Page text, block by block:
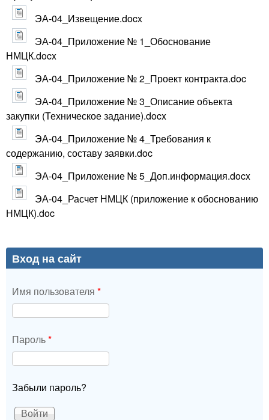
ЭА-04_Извещение.docx
ЭА-04_Приложение № 1_Обоснование
НМЦК.docx
ЭА-04_Приложение № 2_Проект контракта.doc
ЭА-04_Приложение № 3_Описание объекта
закупки (Техническое задание).docx
ЭА-04_Приложение № 4_Требования к
содержанию, составу заявки.doc
ЭА-04_Приложение № 5_Доп.информация.docx
ЭА-04_Расчет НМЦК (приложение к обоснованию
НМЦК).doc
Вход на сайт
Имя пользователя *
Пароль*
Забыли пароль?